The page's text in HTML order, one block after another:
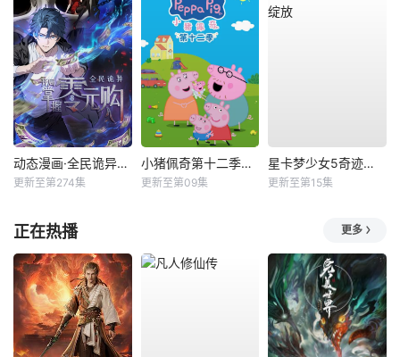
动态漫画·全民诡异：开局掌握零元购
更新至第274集
小猪佩奇第十二季国语
更新至第09集
星卡梦少女5奇迹绽放
更新至第15集
正在热播 更多